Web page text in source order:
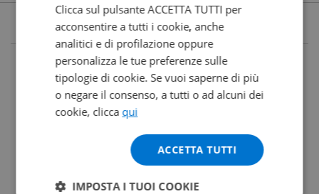
Clicca sul pulsante ACCETTA TUTTI per
acconsentire a tutti i cookie, anche
analitici e di profilazione oppure
personalizza le tue preferenze sulle
tipologie di cookie. Se vuoi saperne di più
o negare il consenso, a tutti o ad alcuni dei
cookie, clicca qui
ACCETTA TUTTI
IMPOSTA I TUOI COOKIE